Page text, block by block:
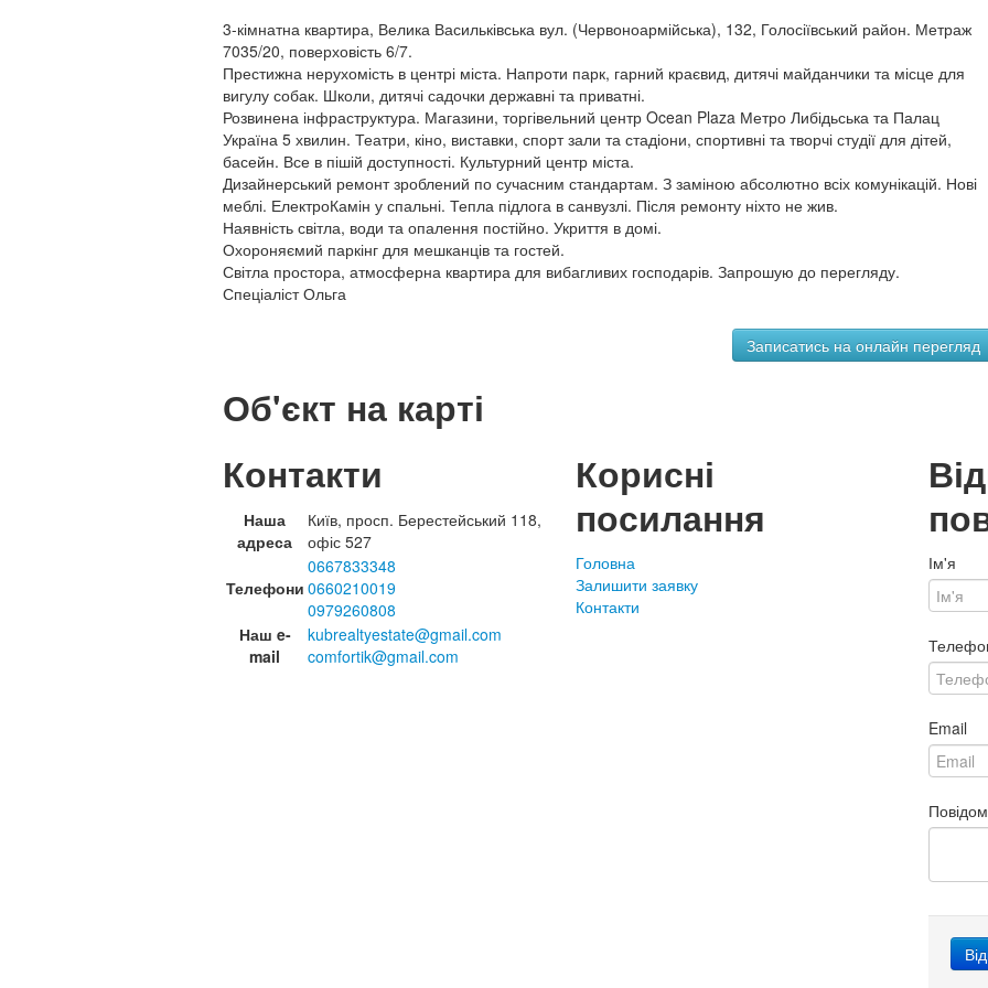
3-кімнатна квартира, Велика Васильківська вул. (Червоноармійська), 132, Голосіївський район. Метраж
7035/20, поверховість 6/7.
Престижна нерухомість в центрі міста. Напроти парк, гарний краєвид, дитячі майданчики та місце для
вигулу собак. Школи, дитячі садочки державні та приватні.
Розвинена інфраструктура. Магазини, торгівельний центр Ocean Plaza Метро Либідьська та Палац
Україна 5 хвилин. Театри, кіно, виставки, спорт зали та стадіони, спортивні та творчі студії для дітей,
басейн. Все в пішій доступності. Культурний центр міста.
Дизайнерський ремонт зроблений по сучасним стандартам. З заміною абсолютно всіх комунікацій. Нові
меблі. ЕлектроКамін у спальні. Тепла підлога в санвузлі. Після ремонту ніхто не жив.
Наявність світла, води та опалення постійно. Укриття в домі.
Охороняємий паркінг для мешканців та гостей.
Світла простора, атмосферна квартира для вибагливих господарів. Запрошую до перегляду.
Спеціаліст Ольга
Об'єкт на карті
Контакти
Наша
адреса
Київ, просп. Берестейський 118,
офіс 527
Телефони
0667833348
0660210019
0979260808
Наш e-
mail
kubrealtyestate@gmail.com
comfortik@gmail.com
Корисні
посилання
Головна
Залишити заявку
Контакти
Ім'я
Email